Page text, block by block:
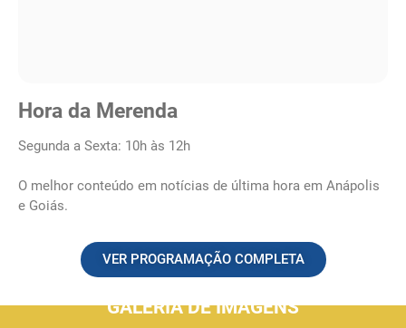
Hora da Merenda
Segunda a Sexta: 10h às 12h
O melhor conteúdo em notícias de última hora em Anápolis
e Goiás.
VER PROGRAMAÇÃO COMPLETA
GALERIA DE IMAGENS